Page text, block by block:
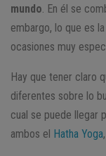
mundo . En él se
embargo, lo que es
ocasiones muy
Hay que tener claro
diferentes sobre lo
cual se puede llegar
ambos el Hatha Yoga